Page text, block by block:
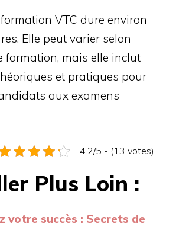
VTC dure environ
Elle peut varier selon
formation, mais elle inclut
et pratiques pour
aux examens
4.2/5 - (13 votes)
Plus Loin :
votre succès : Secrets de